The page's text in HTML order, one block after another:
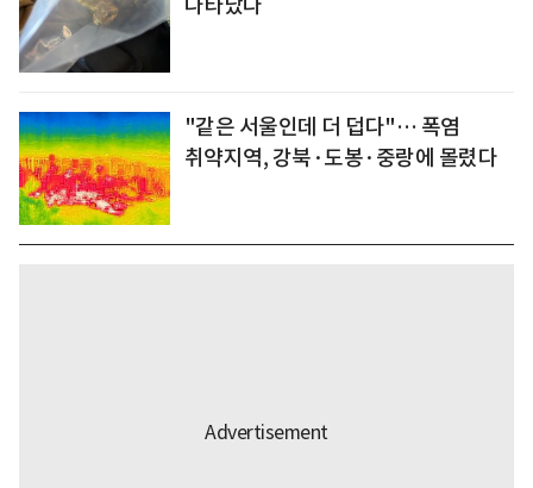
"같은 서울인데 더 덥다"… 폭염
취약지역, 강북·도봉·중랑에 몰렸다